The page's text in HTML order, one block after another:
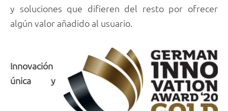
y soluciones que difieren del resto por ofrecer
algún valor añadido al usuario.
Innovación
única y